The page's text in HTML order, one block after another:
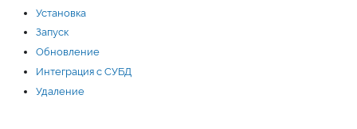
Установка
Запуск
Обновление
Интеграция с СУБД
Удаление